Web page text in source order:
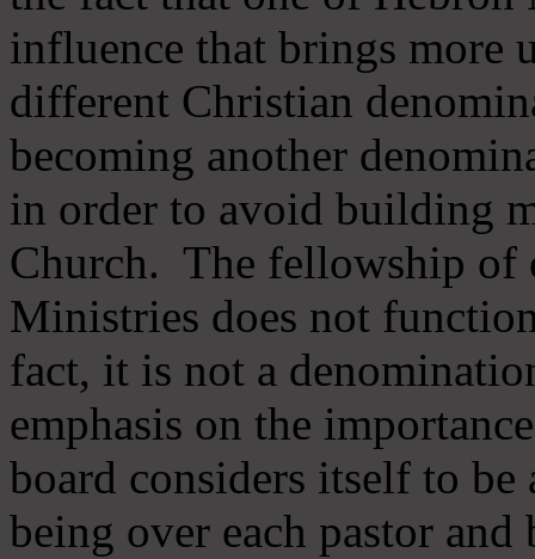
influence that brings more
different Christian
becoming another
in order to avoid building
Church. The fellowship of
Ministries does not
fact, it is not a
emphasis on the
board considers itself to be
being over each pastor